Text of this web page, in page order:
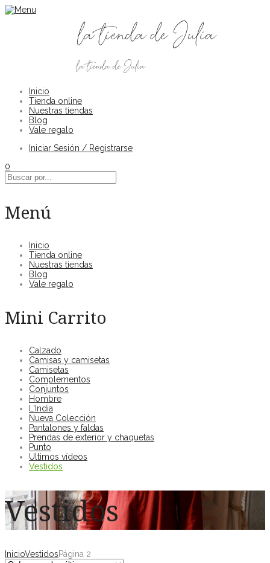
Inicio
Tienda online
Nuestras tiendas
Blog
Vale regalo
Iniciar Sesión / Registrarse
0
Menú
Inicio
Tienda online
Nuestras tiendas
Blog
Vale regalo
Mini Carrito
Calzado
Camisas y camisetas
Camisetas
Complementos
Conjuntos
Hombre
L'India
Nueva Colección
Pantalones y faldas
Prendas de exterior y chaquetas
Punto
Ultimos vídeos
Vestidos
Vestidos
InicioVestidosPágina 2